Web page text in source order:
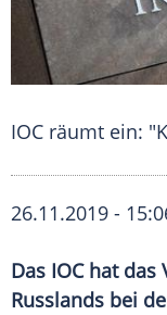
IOC räumt ein:
26.11.2019 -
Das IOC hat
Russlands bei